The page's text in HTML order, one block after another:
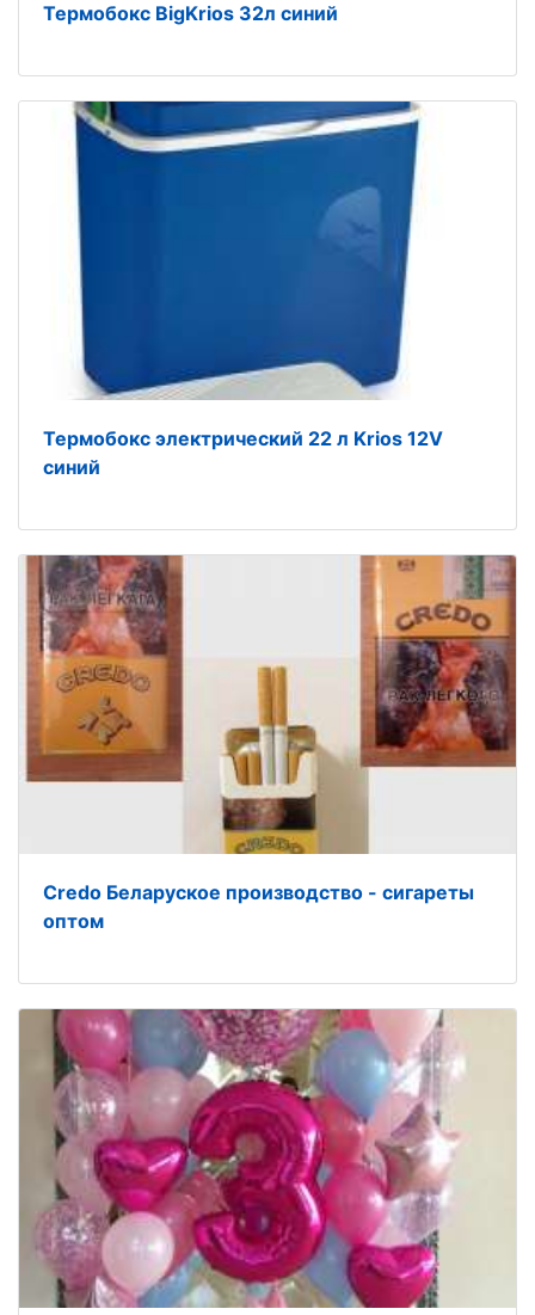
Термобокс BigKrios 32л синий
Термобокс электрический 22 л Krios 12V
синий
Credo Беларуское производство - сигареты
оптом